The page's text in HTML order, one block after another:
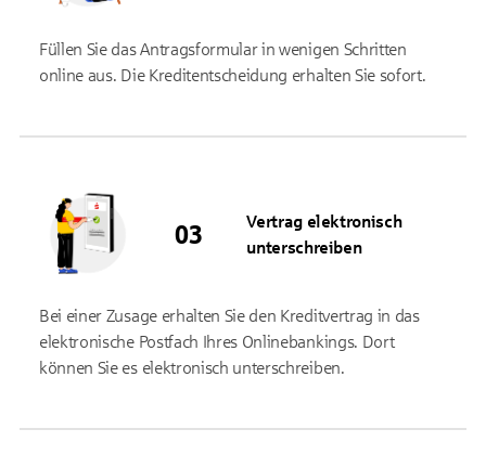
Füllen Sie das Antragsformular in wenigen Schritten
online aus. Die Kreditentscheidung erhalten Sie sofort.
Vertrag elektronisch
unterschreiben
Bei einer Zusage erhalten Sie den Kreditvertrag in das
elektronische Postfach Ihres Onlinebankings. Dort
können Sie es elektronisch unterschreiben.